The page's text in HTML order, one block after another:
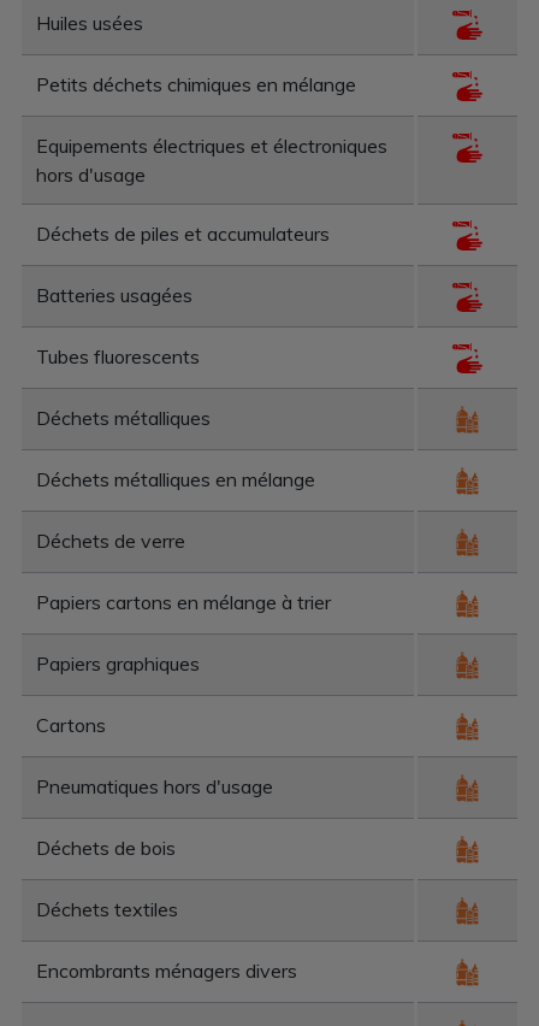
Huiles usées
Petits déchets chimiques en mélange
Equipements électriques et électroniques
hors d'usage
Déchets de piles et accumulateurs
Batteries usagées
Tubes fluorescents
Déchets métalliques
Déchets métalliques en mélange
Déchets de verre
Papiers cartons en mélange à trier
Papiers graphiques
Cartons
Pneumatiques hors d'usage
Déchets de bois
Déchets textiles
Encombrants ménagers divers